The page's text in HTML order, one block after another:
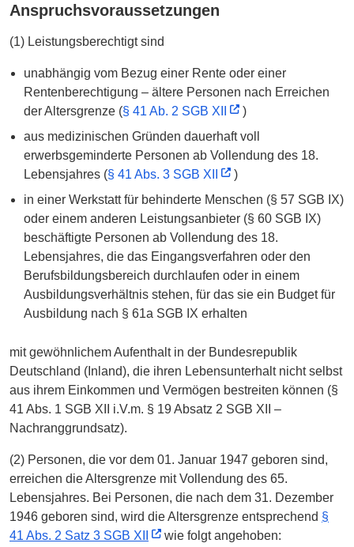
Anspruchsvoraussetzungen
(1) Leistungsberechtigt sind
unabhängig vom Bezug einer Rente oder einer
Rentenberechtigung – ältere Personen nach Erreichen
der Altersgrenze (§ 41 Ab. 2 SGB XII
)
aus medizinischen Gründen dauerhaft voll
erwerbsgeminderte Personen ab Vollendung des 18.
Lebensjahres (§ 41 Abs. 3 SGB XII
)
in einer Werkstatt für behinderte Menschen (§ 57 SGB IX)
oder einem anderen Leistungsanbieter (§ 60 SGB IX)
beschäftigte Personen ab Vollendung des 18.
Lebensjahres, die das Eingangsverfahren oder den
Berufsbildungsbereich durchlaufen oder in einem
Ausbildungsverhältnis stehen, für das sie ein Budget für
Ausbildung nach § 61a SGB IX erhalten
mit gewöhnlichem Aufenthalt in der Bundesrepublik
Deutschland (Inland), die ihren Lebensunterhalt nicht selbst
aus ihrem Einkommen und Vermögen bestreiten können (§
41 Abs. 1 SGB XII i.V.m. § 19 Absatz 2 SGB XII –
Nachranggrundsatz).
(2) Personen, die vor dem 01. Januar 1947 geboren sind,
erreichen die Altersgrenze mit Vollendung des 65.
Lebensjahres. Bei Personen, die nach dem 31. Dezember
1946 geboren sind, wird die Altersgrenze entsprechend §
41 Abs. 2 Satz 3 SGB XII
wie folgt angehoben: